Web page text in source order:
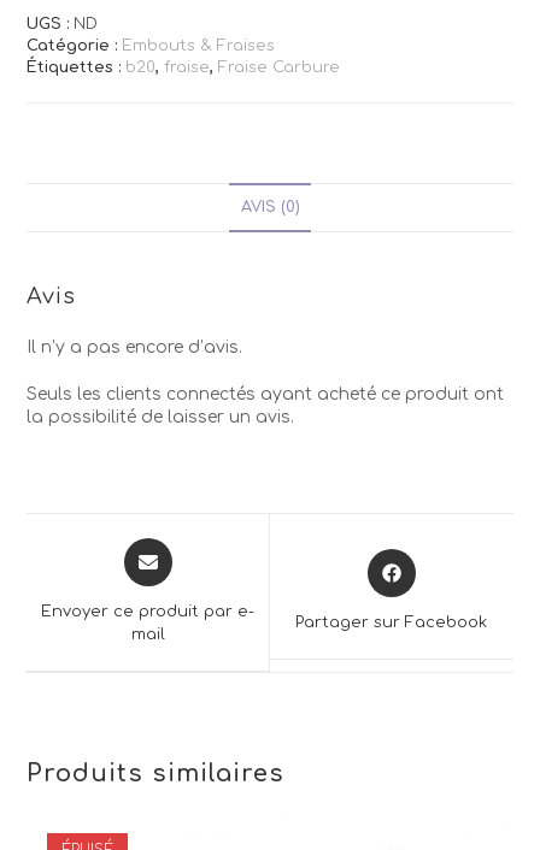
UGS : ND
Catégorie : Embouts & Fraises
Étiquettes : b20,fraise, Fraise Carbure
AVIS (0)
Avis
Il n’y a pas encore d’avis.
Seuls les clients connectés ayant acheté ce produit ont
la possibilité de laisser un avis.
Opens
in
new
Envoyer ce produit par e-
mail
Opens
in
Partager sur Facebook
Produits similaires